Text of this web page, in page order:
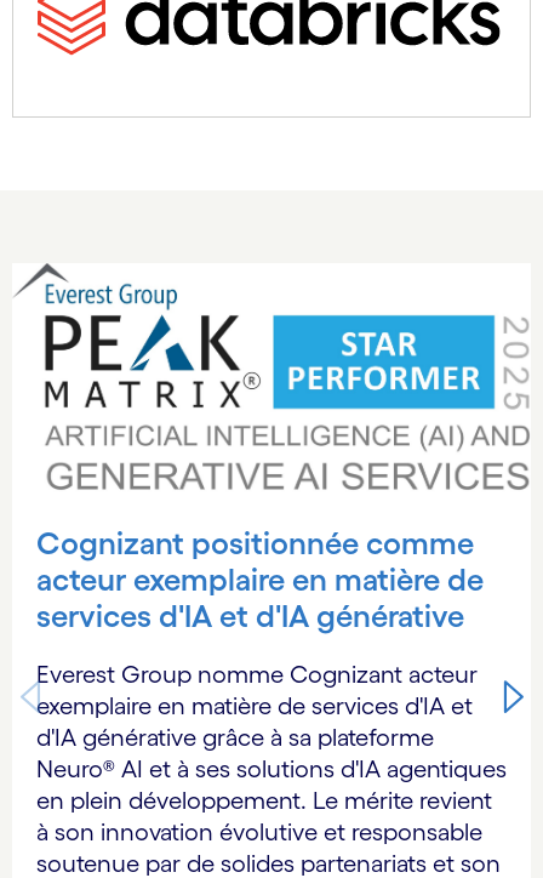
Carousel starts
Cognizant positionnée comme
acteur exemplaire en matière de
services d'IA et d'IA générative
Everest Group nomme Cognizant acteur
exemplaire en matière de services d'IA et
d'IA générative grâce à sa plateforme
Neuro® AI et à ses solutions d'IA agentiques
en plein développement. Le mérite revient
à son innovation évolutive et responsable
soutenue par de solides partenariats et son